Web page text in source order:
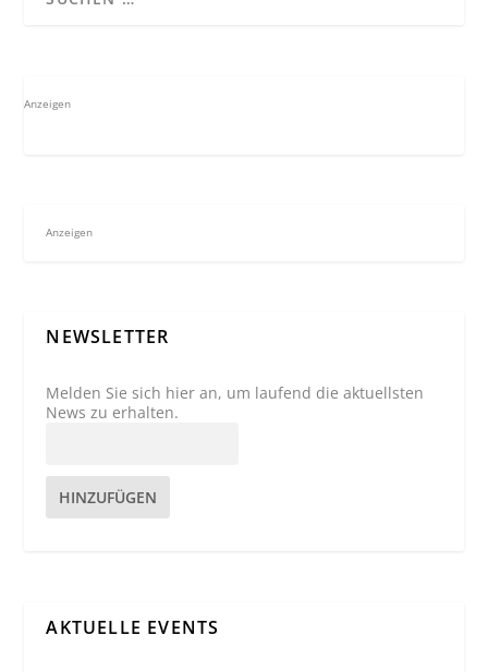
Anzeigen
Anzeigen
NEWSLETTER
Melden Sie sich hier an, um laufend die aktuellsten
News zu erhalten.
HINZUFÜGEN
AKTUELLE EVENTS